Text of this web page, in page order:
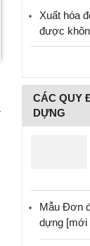
Xuất hóa
được
CÁC QUY
DỰNG
Mẫu Đơn
dựng [mới